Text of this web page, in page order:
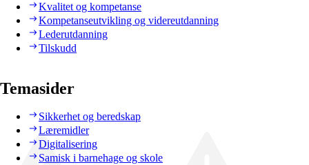
Kvalitet og kompetanse
Kompetanseutvikling og videreutdanning
Lederutdanning
Tilskudd
Temasider
Sikkerhet og beredskap
Læremidler
Digitalisering
Samisk i barnehage og skole